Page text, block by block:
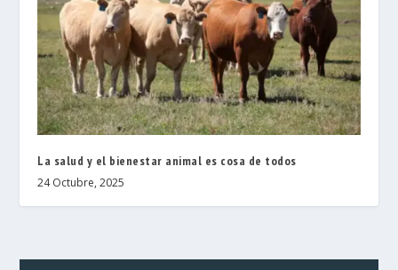
La salud y el bienestar animal es cosa de todos
24 Octubre, 2025